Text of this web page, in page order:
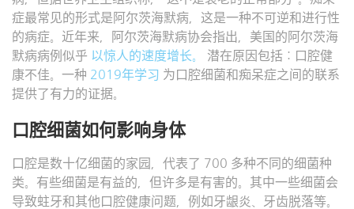
症最常见的形式是阿尔茨海默病，这是一种不可逆和进行性
的病症。近年来，阿尔茨海默病协会指出，美国的阿尔茨海
默病病例似乎 以惊人的速度增长。
潜在原因包括：口腔健
康不佳。一种 2019年学习 为口腔细菌和痴呆症之间的联系
提供了有力的证据。
口腔细菌如何影响身体
口腔是数十亿细菌的家园，代表了 700 多种不同的细菌种
类。有些细菌是有益的，但许多是有害的。其中一些细菌会
导致蛀牙和其他口腔健康问题，例如牙龈炎、牙齿脱落等。